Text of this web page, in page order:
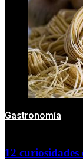
Gastronomía
12